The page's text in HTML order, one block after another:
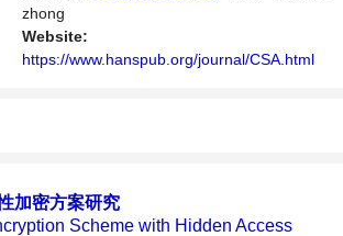
享和讨论计算机科学领域内不同方向问题与发
展的交流平台。
zhong
Website:
https://www.hanspub.org/journal/CSA.html
加密方案研究
Scheme with Hidden Access